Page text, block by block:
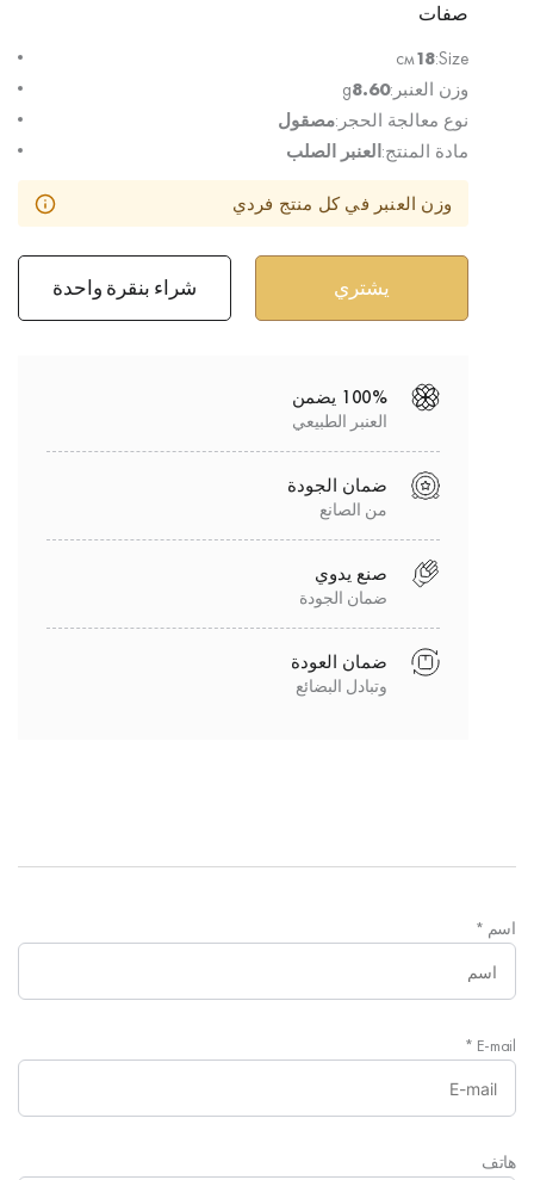
صفات
Size:
18
см
وزن العنبر:8.60
g
نوع معالجة الحجر:مصقول
مادة المنتج:العنبر الصلب
وزن العنبر في كل منتج فردي
شراء بنقرة واحدة
100% يضمن
العنبر الطبيعي
ضمان الجودة
من الصانع
صنع يدوي
ضمان الجودة
ضمان العودة
وتبادل البضائع
اسم *
E-mail
*
هاتف